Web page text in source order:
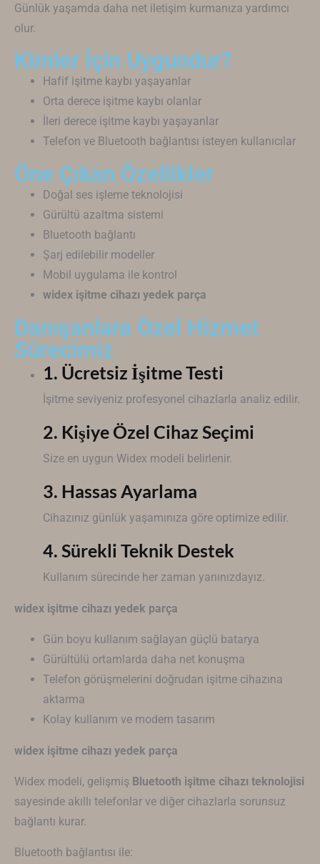
Günlük yaşamda daha net iletişim kurmanıza yardımcı
olur.
Kimler İçin Uygundur?
Hafif işitme kaybı yaşayanlar
Orta derece işitme kaybı olanlar
İleri derece işitme kaybı yaşayanlar
Telefon ve Bluetooth bağlantısı isteyen kullanıcılar
Öne Çıkan Özellikler
Doğal ses işleme teknolojisi
Gürültü azaltma sistemi
Bluetooth bağlantı
Şarj edilebilir modeller
Mobil uygulama ile kontrol
widex işitme cihazı yedek parça
Danışanlara Özel Hizmet
Sürecimiz
1. Ücretsiz İşitme Testi
İşitme seviyeniz profesyonel cihazlarla analiz edilir.
2. Kişiye Özel Cihaz Seçimi
Size en uygun Widex modeli belirlenir.
3. Hassas Ayarlama
Cihazınız günlük yaşamınıza göre optimize edilir.
4. Sürekli Teknik Destek
Kullanım sürecinde her zaman yanınızdayız.
widex işitme cihazı yedek parça
Gün boyu kullanım sağlayan güçlü batarya
Gürültülü ortamlarda daha net konuşma
Telefon görüşmelerini doğrudan işitme cihazına
aktarma
Kolay kullanım ve modern tasarım
widex işitme cihazı yedek parça
Widex modeli, gelişmiş Bluetooth işitme cihazı teknolojisi
sayesinde akıllı telefonlar ve diğer cihazlarla sorunsuz
bağlantı kurar.
Bluetooth bağlantısı ile: